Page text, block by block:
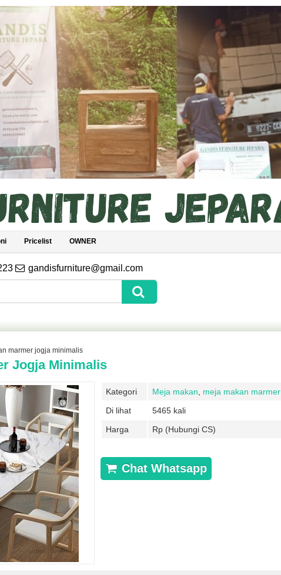
Pricelist OWNER
gandisfurniture@gmail.com
marmer jogja minimalis
Jogja Minimalis
Kategori Meja makan
meja makan marmer
Di lihat
5465 kali
Harga
Rp (Hubungi CS)
Chat Whatsapp